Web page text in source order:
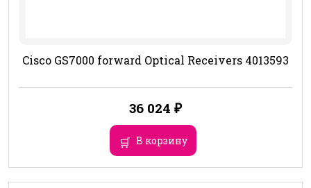
Cisco GS7000 forward Optical Receivers 4013593
36 024 ₽
В корзину